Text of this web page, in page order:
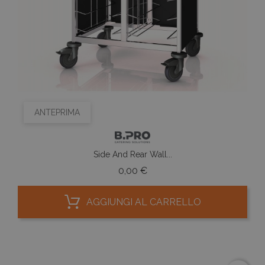
ANTEPRIMA
Side And Rear Wall...
0,00 €Prezzo
AGGIUNGI AL CARRELLO